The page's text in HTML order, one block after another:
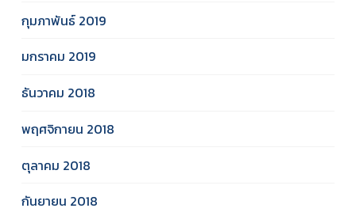
กุมภาพันธ์ 2019
มกราคม 2019
ธันวาคม 2018
พฤศจิกายน 2018
ตุลาคม 2018
กันยายน 2018